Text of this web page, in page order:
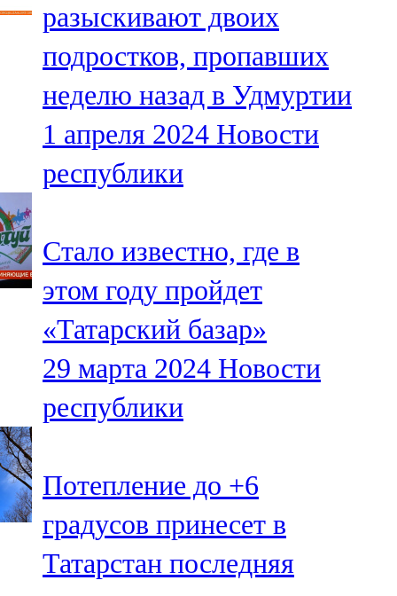
разыскивают двоих
подростков, пропавших
неделю назад в Удмуртии
1 апреля 2024 Новости
республики
Стало известно, где в
этом году пройдет
«Татарский базар»
29 марта 2024 Новости
республики
Потепление до +6
градусов принесет в
Татарстан последняя